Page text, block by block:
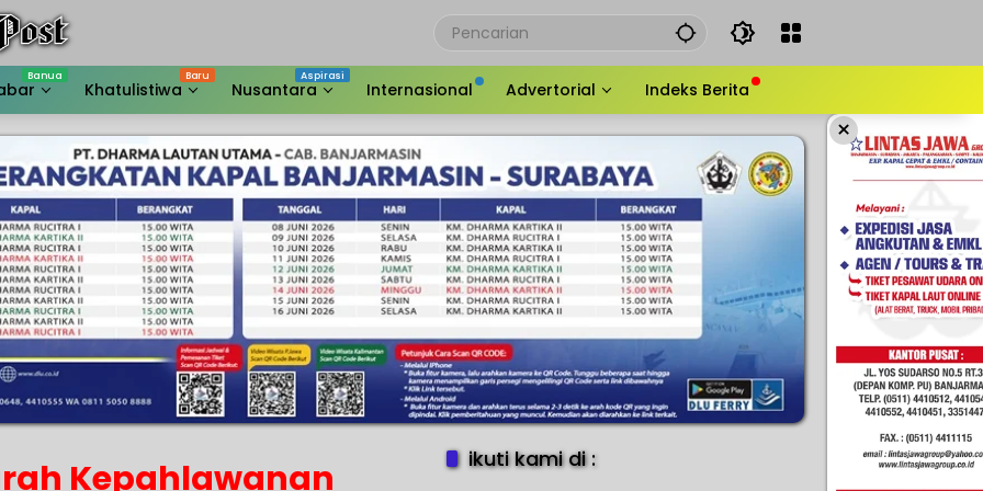
Khatulistiwa Nusantara Internasional Advertorial Indeks Berita
×
Kepahlawanan
ikuti kami di :